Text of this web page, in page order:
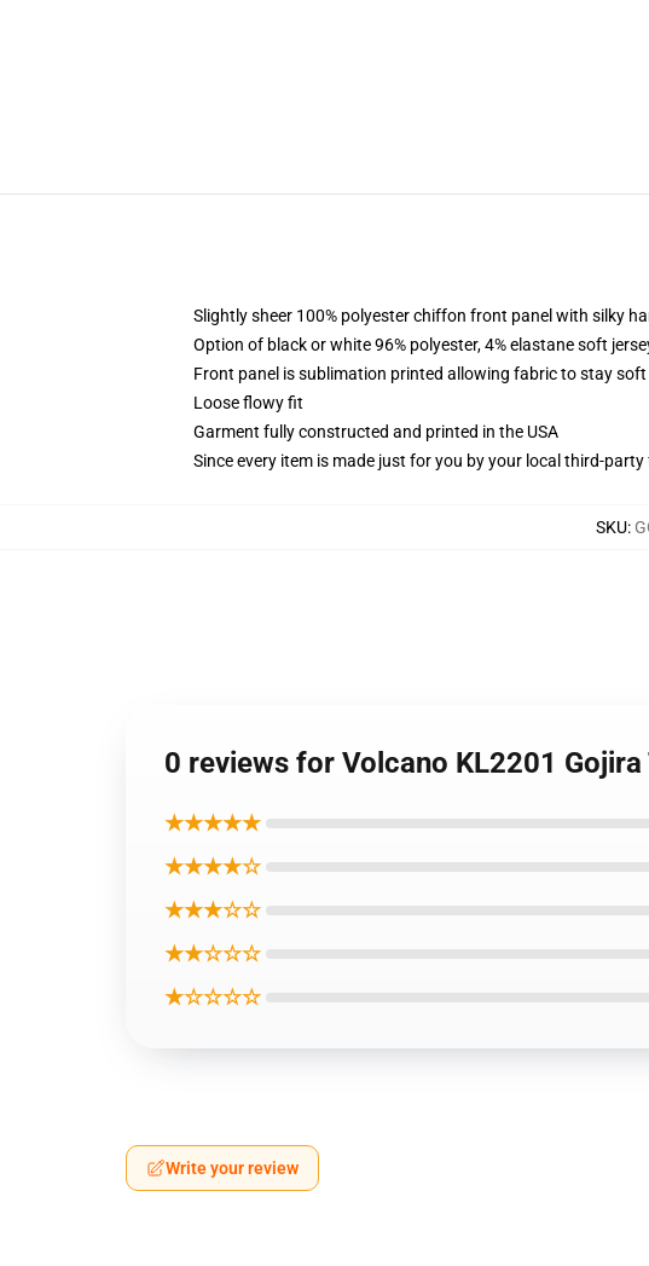
Slightly sheer 100% polyester chiffon front panel with silky
Option of black or white 96% polyester, 4% elastane soft
Front panel is sublimation printed allowing fabric to stay
Loose flowy fit
Garment fully constructed and printed in the USA
Since every item is made just for you by your local third-
SKU:
0 reviews for Volcano KL2201 Gojira
★★★★★
★★★★☆
★★★☆☆
★★☆☆☆
★☆☆☆☆
Write your review